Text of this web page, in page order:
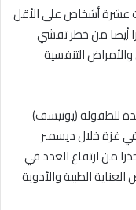
عشرة أشخاص على الأقل
أيضا من خطر تفشي
والأمراض التنفسية
للطفولة (يونيسف)
غزة خلال ديسمبر
من ارتفاع العدد في
الطبية والأدوية